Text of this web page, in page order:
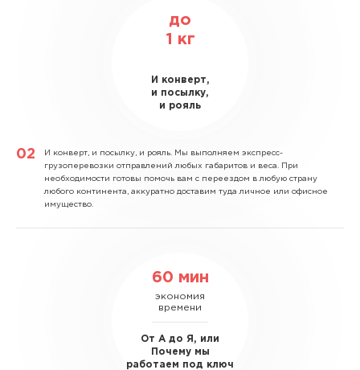
до
1
кг
И конверт,
и посылку,
и рояль
И конверт, и посылку, и рояль. Мы выполняем экспресс-
грузоперевозки отправлений любых габаритов и веса. При
необходимости готовы помочь вам с переездом в любую страну
любого континента, аккуратно доставим туда личное или офисное
имущество.
60 мин
экономия
времени
От А до Я, или
Почему мы
работаем под ключ